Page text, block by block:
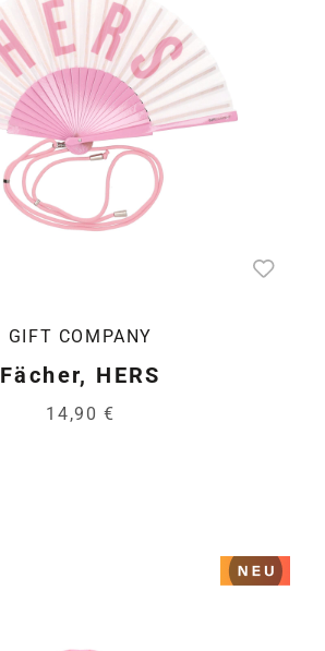
GIFT COMPANY
Fächer, HERS
14,90 €